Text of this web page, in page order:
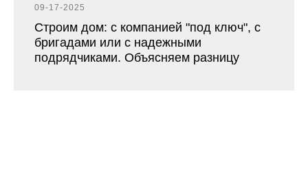
09-17-2025
Строим дом: с компанией "под ключ", с
бригадами или с надежными
подрядчиками. Объясняем разницу